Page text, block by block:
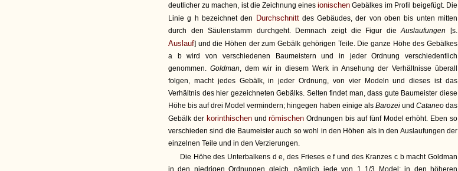
deutlicher zu machen, ist die Zeichnung einesionischen Gebälkes im Profil beigefügt. Die
Linie g h bezeichnet den
Durchschnittdes Gebäudes, der von oben bis unten mitten
durch den Säulenstamm durchgeht. Demnach zeigt die Figur dieAuslaufungen [s.
Auslauf] und die Höhen der zum Gebälk gehörigen Teile. Die ganze Höhe des Gebälkes
a b wird von verschiedenen Baumeistern und in jeder Ordnung verschiedentlich
genommen. Goldman, dem wir in diesem Werk in Ansehung der Verhältnisse überall
folgen, macht jedes Gebälk, in jeder Ordnung, von vier Modeln und dieses ist das
Verhältnis des hier gezeichneten Gebälks. Selten findet man, dass gute Baumeister diese
Höhe bis auf drei Model vermindern; hingegen haben einige als Barozei und Cataneodas
Gebälk der korinthischenundrömischen Ordnungen bis auf fünf Model erhöht. Eben so
verschieden sind die Baumeister auch so wohl in den Höhen als in den Auslaufungen der
einzelnen Teile und in den Verzierungen.
Die Höhe des Unterbalkens d e, des Frieses e f und des Kranzes c b macht Goldman
in den niedrigen Ordnungen gleich, nämlich jede von 1 1/3 Model; in den höheren